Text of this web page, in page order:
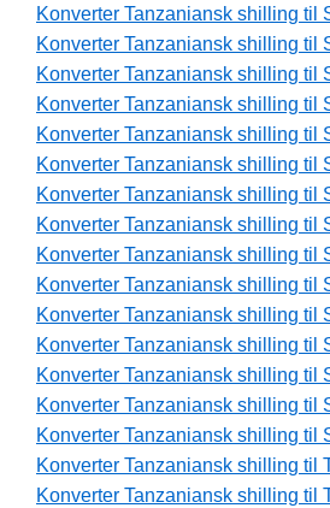
Konverter Tanzaniansk shilling til
Konverter Tanzaniansk shilling til
Konverter Tanzaniansk shilling til
Konverter Tanzaniansk shilling til
Konverter Tanzaniansk shilling til
Konverter Tanzaniansk shilling til
Konverter Tanzaniansk shilling til
Konverter Tanzaniansk shilling til
Konverter Tanzaniansk shilling til
Konverter Tanzaniansk shilling til
Konverter Tanzaniansk shilling til
Konverter Tanzaniansk shilling til
Konverter Tanzaniansk shilling til
Konverter Tanzaniansk shilling til
Konverter Tanzaniansk shilling til
Konverter Tanzaniansk shilling til
Konverter Tanzaniansk shilling til